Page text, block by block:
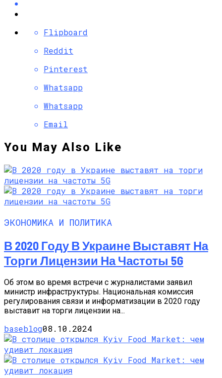
Flipboard
Reddit
Pinterest
Whatsapp
Whatsapp
Email
You May Also Like
ЭКОНОМИКА И ПОЛИТИКА
В 2020 Году В Украине Выставят На
Торги Лицензии На Частоты 5G
Об этом во время встречи с журналистами заявил
министр инфраструктуры. Национальная комиссия
регулирования связи и информатизации в 2020 году
выставит на торги лицензии на...
baseblog08.10.2024